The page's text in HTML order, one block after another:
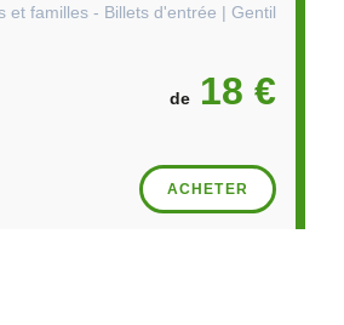
et familles - Billets d'entrée | Gentil
de 18 €
ACHETER